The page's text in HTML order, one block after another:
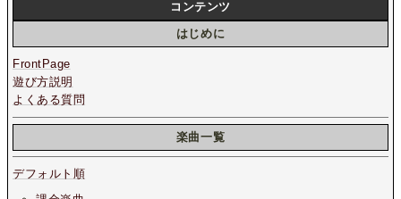
コンテンツ
はじめに
FrontPage
遊び方説明
よくある質問
楽曲一覧
デフォルト順